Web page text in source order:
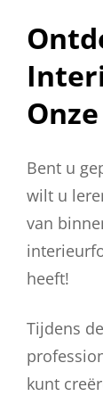
Bent u
wilt u
van
heeft!
Tijdens
kunt